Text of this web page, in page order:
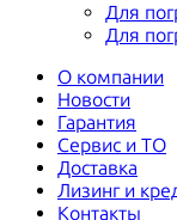
Для
Для
О компании
Новости
Гарантия
Сервис и ТО
Доставка
Лизинг и
Контакты